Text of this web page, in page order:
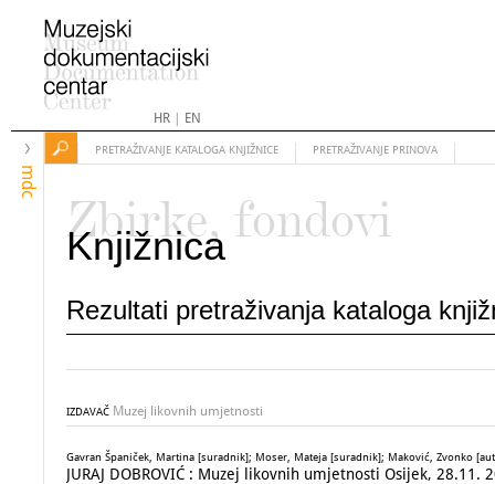
HR| EN
mdc
PRETRAŽIVANJE KATALOGA KNJIŽNICE PRETRAŽIVANJE PRINOVA
Zbirke, fondovi
Knjižnica
Rezultati pretraživanja kataloga
IZDAVAČ Muzej likovnih umjetnosti
Gavran Španiček, Martina [suradnik]; Moser, Mateja [suradnik]; Maković, Zvonko
JURAJ DOBROVIĆ : Muzej likovnih umjetnosti Osijek, 28.11.